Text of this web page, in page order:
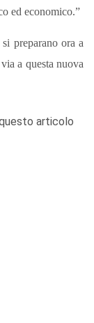
ed economico.”
preparano ora a
a questa nuova
articolo